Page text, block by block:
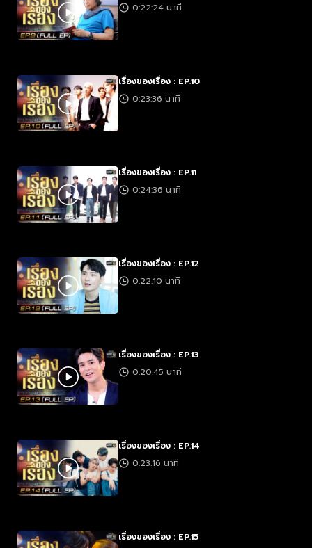
0:22:24 นาที
เรื่องของเรื่อง : EP.10
0:23:36 นาที
เรื่องของเรื่อง : EP.11
0:24:36 นาที
เรื่องของเรื่อง : EP.12
0:22:10 นาที
เรื่องของเรื่อง : EP.13
0:20:45 นาที
เรื่องของเรื่อง : EP.14
0:23:16 นาที
เรื่องของเรื่อง : EP.15